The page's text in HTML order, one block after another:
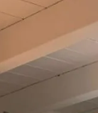
Über uns